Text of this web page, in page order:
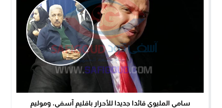
سامي المليوي قائدا جديدا للأحرار باقليم آسفي، وموليم